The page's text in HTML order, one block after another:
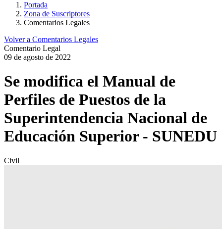
Portada
Zona de Suscriptores
Comentarios Legales
Volver a Comentarios Legales
Comentario Legal
09 de agosto de 2022
Se modifica el Manual de
Perfiles de Puestos de la
Superintendencia Nacional de
Educación Superior - SUNEDU
Civil